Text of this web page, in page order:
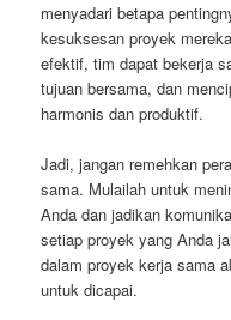
menyadari betapa
kesuksesan proyek
efektif, tim dapat bekerja
tujuan bersama, dan
harmonis dan produktif.
Jadi, jangan remehkan
sama. Mulailah untuk
Anda dan jadikan
setiap proyek yang Anda
dalam proyek kerja sama
untuk dicapai.